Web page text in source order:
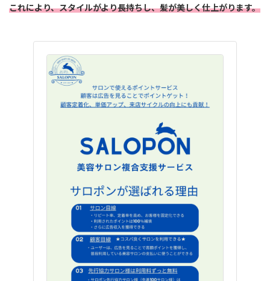
これにより、スタイルがより長持ちし、髪が美しく仕上がります。